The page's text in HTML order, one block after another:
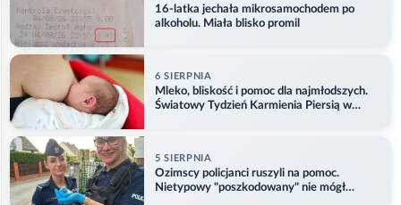
16-latka jechała mikrosamochodem po
alkoholu. Miała blisko promil
6 SIERPNIA
Mleko, bliskość i pomoc dla najmłodszych.
Światowy Tydzień Karmienia Piersią w
5 SIERPNIA
Ozimscy policjanci ruszyli na pomoc.
Nietypowy "poszkodowany" nie mógł